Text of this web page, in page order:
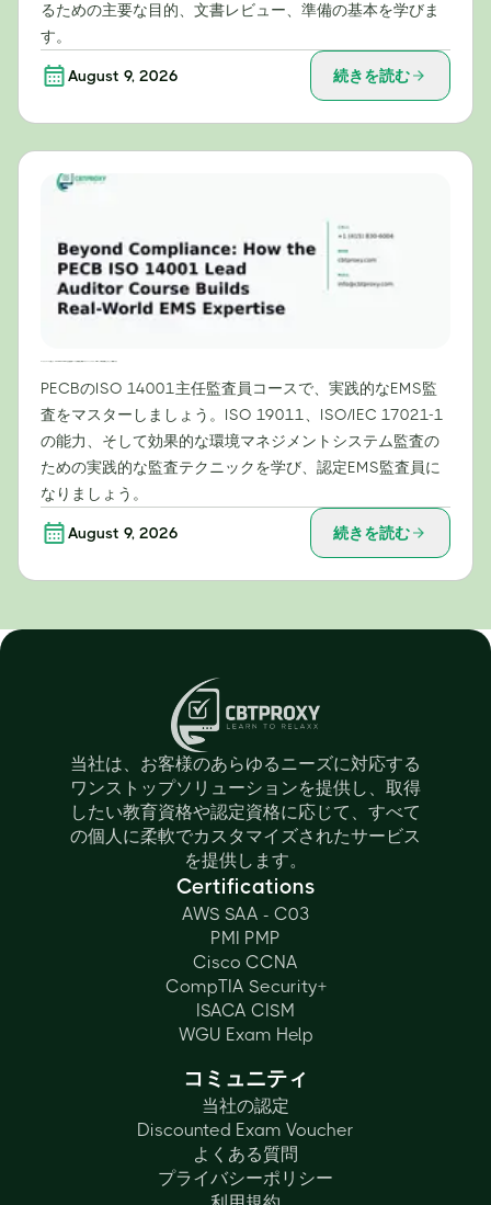
るための主要な目的、文書レビュー、準備の基本を学びま
す。
August 9, 2026 続きを読む
PECBのISO 14001主任監査員コースで、実践的なEMS監
査をマスターしましょう。ISO 19011、ISO/IEC 17021-1
の能力、そして効果的な環境マネジメントシステム監査の
ための実践的な監査テクニックを学び、認定EMS監査員に
なりましょう。
August 9, 2026 続きを読む
当社は、お客様のあらゆるニーズに対応する
ワンストップソリューションを提供し、取得
したい教育資格や認定資格に応じて、すべて
の個人に柔軟でカスタマイズされたサービス
を提供します。
Certifications
AWS SAA - C03
PMI PMP
Cisco CCNA
CompTIA Security+
ISACA CISM
WGU Exam Help
コミュニティ
当社の認定
Discounted Exam Voucher
よくある質問
プライバシーポリシー